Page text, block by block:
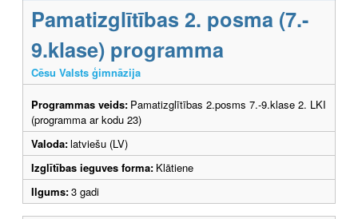
Pamatizglītības 2. posma (7.-
9.klase) programma
Cēsu Valsts ģimnāzija
Programmas veids: Pamatizglītības 2.posms 7.-9.klase 2. LKI
(programma ar kodu 23)
Valoda:latviešu (LV)
Izglītības ieguves forma: Klātiene
Ilgums:3 gadi